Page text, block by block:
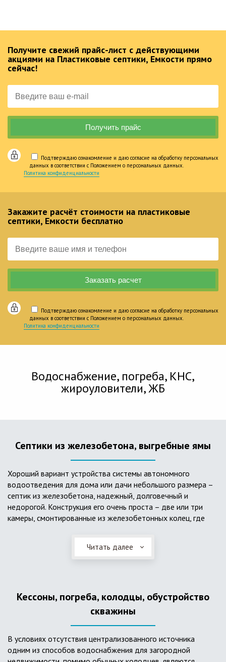
Получите свежий прайс-лист с действующими
акциями на Пластиковые септики, Емкости прямо
сейчас!
Подтверждаю ознакомление и даю согласие на обработку персональных
данных в соответствии с Положением о персональных данных.
Политика конфиденциальности
Закажите расчёт стоимости на пластиковые
септики, Емкости бесплатно
Подтверждаю ознакомление и даю согласие на обработку персональных
данных в соответствии с Положением о персональных данных.
Политика конфиденциальности
Водоснабжение, погреба, КНС,
жироуловители, ЖБ
Септики из железобетона, выгребные ямы
Хороший вариант устройства системы автономного
водоотведения для дома или дачи небольшого размера –
септик из железобетона, надежный, долговечный и
недорогой. Конструкция его очень проста – две или три
камеры, смонтированные из железобетонных колец, где
слой дренажа, устроенный из щебня и песка. Для септика
требуется только очищение через определенное время
большую прочность по сравнению с пластиковыми
Читать далее
Кессоны, погреба, колодцы, обустройство
скважины
В условиях отсутствия централизованного источника
одним из способов водоснабжения для загородной